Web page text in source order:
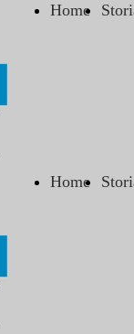
Home
Home